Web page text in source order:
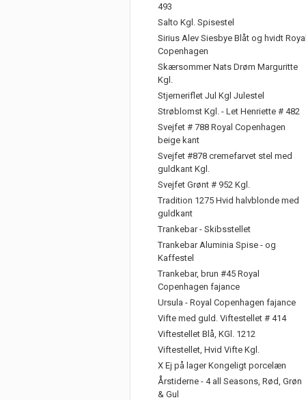
493
Salto Kgl. Spisestel
Sirius Alev Siesbye Blåt og hvidt
Copenhagen
Skærsommer Nats Drøm Marguritte
Kgl.
Stjerneriflet Jul Kgl Julestel
Strøblomst Kgl. - Let Henriette # 482
Svejfet # 788 Royal Copenhagen
beige kant
Svejfet #878 cremefarvet stel med
guldkant Kgl.
Svejfet Grønt # 952 Kgl.
Tradition 1275 Hvid halvblonde med
guldkant
Trankebar - Skibsstellet
Trankebar Aluminia Spise - og
Kaffestel
Trankebar, brun #45 Royal
Copenhagen fajance
Ursula - Royal Copenhagen fajance
Vifte med guld. Viftestellet # 414
Viftestellet Blå, KGl. 1212
Viftestellet, Hvid Vifte Kgl.
X Ej på lager Kongeligt porcelæn
Årstiderne - 4 all Seasons, Rød, Grøn
& Gul